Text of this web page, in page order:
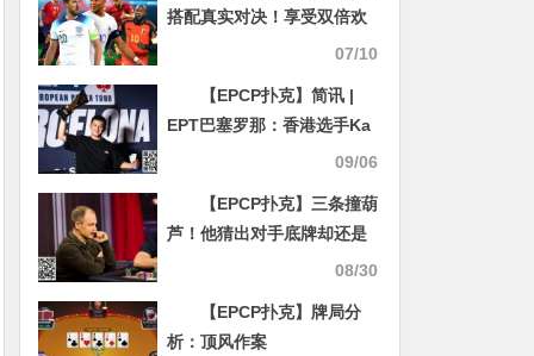
搭配真实对决！享受双倍欢
愉时光！行业首创视频桌，
07/10
【EPCP扑克】简讯 |
EPT巴塞罗那：香港选手Ka
Kwan Lau夺得€10,300豪客
09/06
【EPCP扑克】三条撞葫
芦！他猜出对手底牌却还是
08/30
【EPCP扑克】牌局分
析：顶风作案